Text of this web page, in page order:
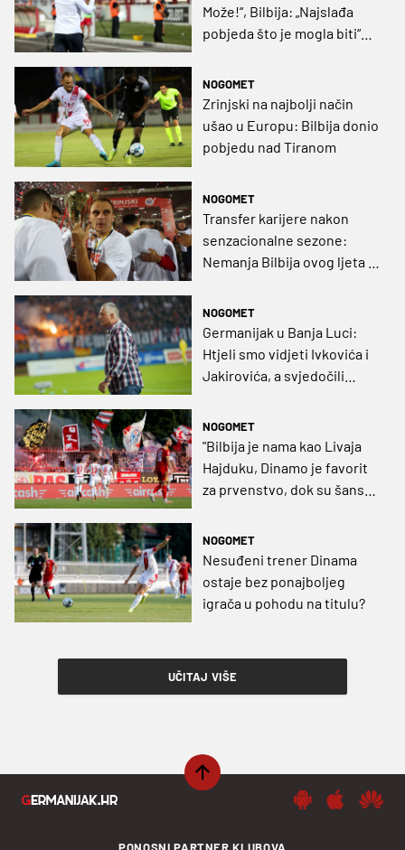
Može!“, Bilbija: „Najslađa
pobjeda što je mogla biti“
NOGOMET
Zrinjski na najbolji način
ušao u Europu: Bilbija donio
pobjedu nad Tiranom
NOGOMET
Transfer karijere nakon
senzacionalne sezone:
Nemanja Bilbija ovog ljeta u
NOGOMET
Germanijak u Banja Luci:
Htjeli smo vidjeti Ivkovića i
Jakirovića, a svjedočili
NOGOMET
"Bilbija je nama kao Livaja
Hajduku, Dinamo je favorit
za prvenstvo, dok su šanse
NOGOMET
Nesuđeni trener Dinama
ostaje bez ponajboljeg
igrača u pohodu na titulu?
UČITAJ VIŠE